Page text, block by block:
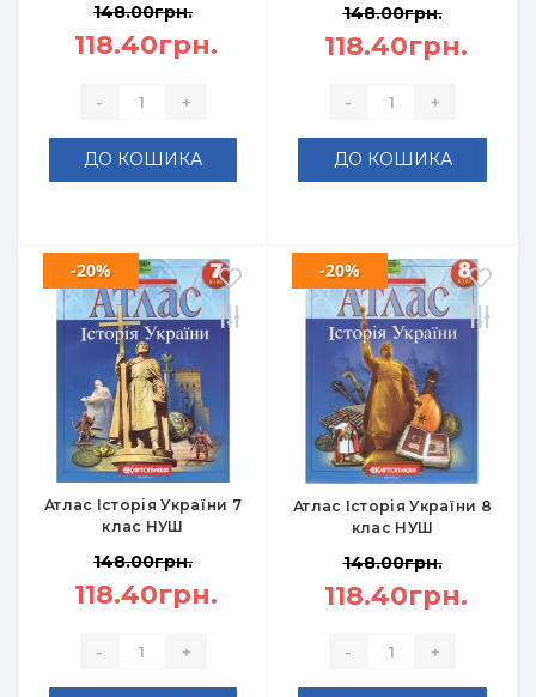
148.00грн.
118.40грн.
- +
ДО КОШИКА
148.00грн.
118.40грн.
- +
ДО КОШИКА
Атлас Історія України 7
клас НУШ
-20%
148.00грн.
118.40грн.
- +
Атлас Історія України 8
клас НУШ
-20%
148.00грн.
118.40грн.
- +